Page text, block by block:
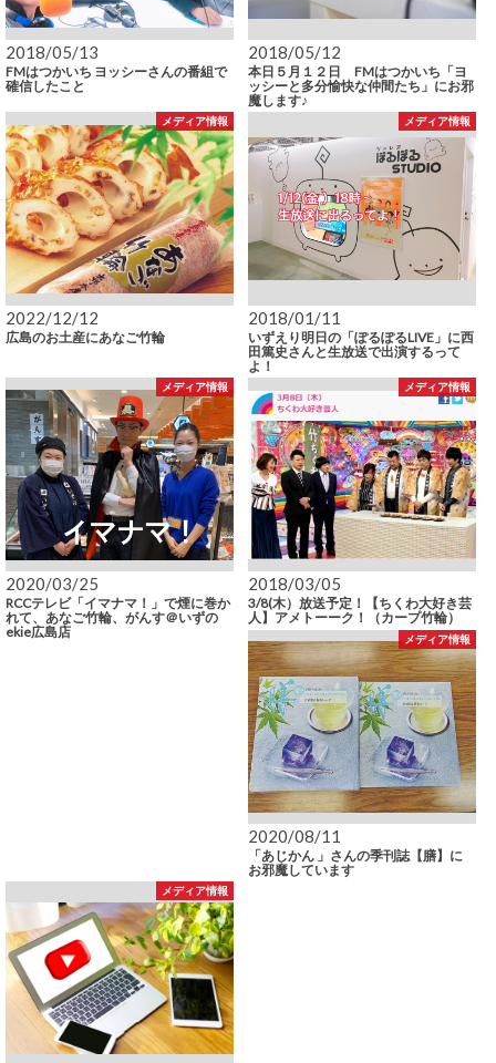
2018/05/13
FMはつかいち ヨッシーさんの番組で
確信したこと
2018/05/12
本日５月１２日 FMはつかいち「ヨ
ッシーと多分愉快な仲間たち」にお邪
魔します♪
メディア情報
2022/12/12
広島のお土産にあなご竹輪
メディア情報
2018/01/11
いずえり明日の「ぽるぽるLIVE」に西
田篤史さんと生放送で出演するって
よ！
メディア情報
2020/03/25
RCCテレビ「イマナマ！」で煙に巻か
れて、あなご竹輪、がんす＠いずの
ekie広島店
メディア情報
2018/03/05
3/8(木）放送予定！【ちくわ大好き芸
人】アメトーーク！（カープ竹輪）
メディア情報
2020/08/11
「あじかん 」さんの季刊誌【膳】に
お邪魔しています
メディア情報